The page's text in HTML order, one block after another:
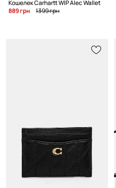
Кошелек Carhartt WIP Alec Wallet
889 грн
1399 грн